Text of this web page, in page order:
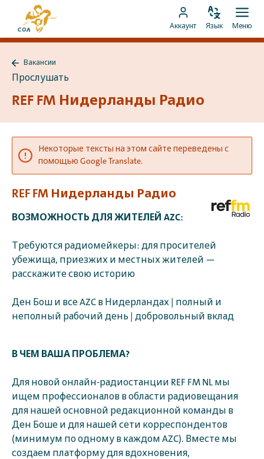
Перейти
контенту
главную
страницу
Перейти
к
Аккаунт
Изменить
Язык Меню
Вакансии
Прослушать
REF FM Нидерланды Радио
Некоторые тексты на этом сайте переведены с
помощью Google Translate.
REF FM Нидерланды Радио
ВОЗМОЖНОСТЬ ДЛЯ ЖИТЕЛЕЙ AZC:
Требуются радиомейкеры: для просителей
убежища, приезжих и местных жителей —
расскажите свою историю
Ден Бош и все AZC в Нидерландах | полный и
неполный рабочий день | добровольный вклад
В ЧЕМ ВАША ПРОБЛЕМА?
Для новой онлайн-радиостанции REF FM NL мы
ищем профессионалов в области радиовещания
для нашей основной редакционной команды в
Ден Боше и для нашей сети корреспондентов
(минимум по одному в каждом AZC). Вместе мы
создаем платформу для вдохновения,